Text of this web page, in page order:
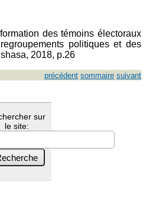
des témoins électoraux
politiques et des
2018, p.26
précédent sommaire suivant
sur
le site: